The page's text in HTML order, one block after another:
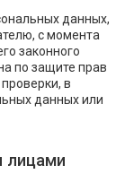
данных,
с момента
законного
по защите прав
в
данных или
лицами